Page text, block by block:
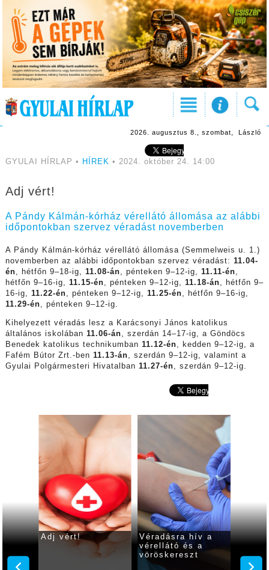
2026. augusztus 8., szombat, László
GYULAI HÍRLAP • HÍREK • 2024. október 24. 14:00
Adj vért!
A Pándy Kálmán-kórház vérellátó állomása az alábbi
időpontokban szervez véradást novemberben
A Pándy Kálmán-kórház vérellátó állomása (Semmelweis u. 1.)
novemberben az alábbi időpontokban szervez véradást: 11.04-
én, hétfőn 9–18-ig, 11.08-án, pénteken 9–12-ig, 11.11-én,
hétfőn 9–16-ig, 11.15-én, pénteken 9–12-ig, 11.18-án, hétfőn 9–
16-ig, 11.22-én, pénteken 9–12-ig, 11.25-én, hétfőn 9–16-ig,
11.29-én, pénteken 9–12-ig.
Kihelyezett véradás lesz a Karácsonyi János katolikus
általános iskolában 11.06-án, szerdán 14–17-ig, a Göndöcs
Benedek katolikus technikumban 11.12-én, kedden 9–12-ig, a
Fafém Bútor Zrt.-ben 11.13-án, szerdán 9–12-ig, valamint a
Gyulai Polgármesteri Hivatalban 11.27-én, szerdán 9–12-ig.
Adj vért!
Véradásra hív a
vérellátó és a
vöröskereszt
Adj